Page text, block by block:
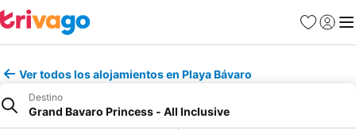
Favoritos
Iniciar
Ver todos los alojamientos en Playa Bávaro
Destino
Grand Bavaro Princess - All Inclusive